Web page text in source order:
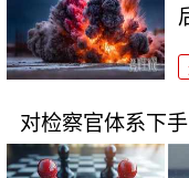
对检察官体系下